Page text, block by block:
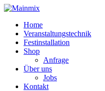
Zum
springenHome
Veranstaltungstechnik
Festinstallation
Shop
Anfrage
Über uns
Jobs
Kontakt